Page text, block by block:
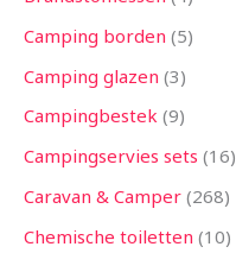
Camping borden 5
Camping glazen 3
Campingbestek 9
Campingservies sets 16
Caravan & Camper 268
Chemische toiletten 10